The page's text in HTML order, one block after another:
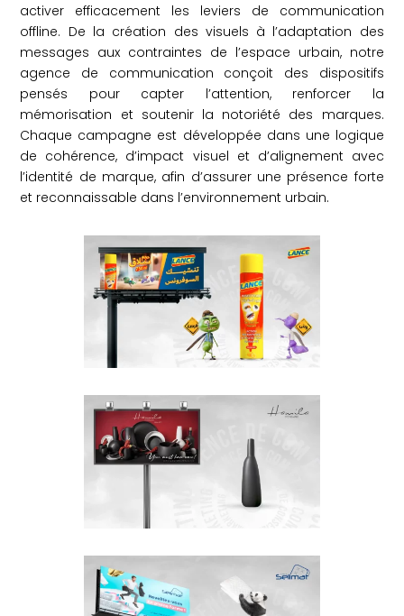
activer efficacement les leviers de communication
offline. De la création des visuels à l’adaptation des
messages aux contraintes de l’espace urbain, notre
agence de communication conçoit des dispositifs
pensés pour capter l’attention, renforcer la
mémorisation et soutenir la notoriété des marques.
Chaque campagne est développée dans une logique
de cohérence, d’impact visuel et d’alignement avec
l’identité de marque, afin d’assurer une présence forte
et reconnaissable dans l’environnement urbain.